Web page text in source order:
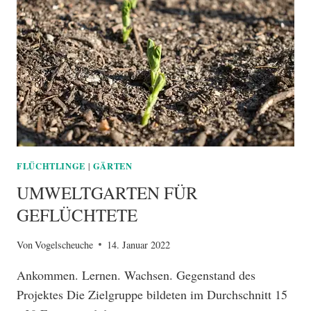
FLÜCHTLINGE | GÄRTEN
UMWELTGARTEN FÜR
GEFLÜCHTETE
Von Vogelscheuche 14. Januar 2022
Ankommen. Lernen. Wachsen. Gegenstand des
Projektes Die Zielgruppe bildeten im Durchschnitt 15